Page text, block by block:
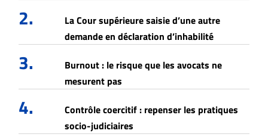
2.
La Cour supérieure saisie d’une autre
demande en déclaration d’inhabilité
3.
Burnout : le risque que les avocats ne
mesurent pas
4.
Contrôle coercitif : repenser les pratiques
socio-judiciaires